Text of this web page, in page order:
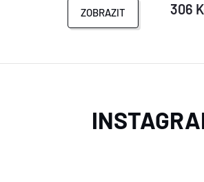
ZOBRAZIT 306